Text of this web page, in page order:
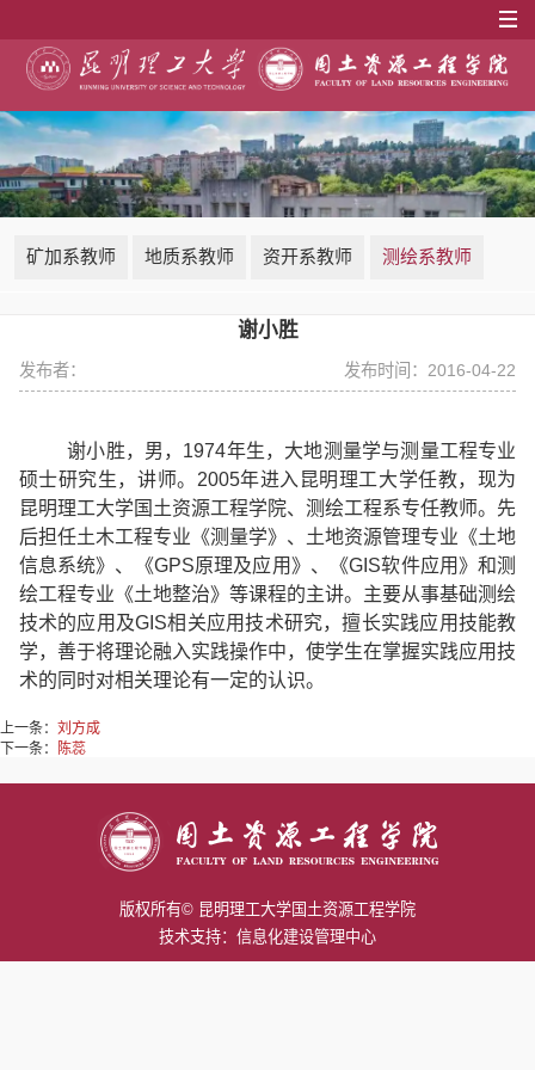
矿加系教师 地质系教师 资开系教师 测绘系教师
谢小胜
发布者： 发布时间：2016-04-22
谢小胜，男， 1974年生，大地测量学与测量工程专业
硕士研究生，讲师。 2005年进入昆明理工大学任教，现为
昆明理工大学国土资源工程学院、测绘工程系专任教师。先
后担任土木工程专业《测量学》、土地资源管理专业《土地
信息系统》、《GPS原理及应用》、《GIS软件应用》和测
绘工程专业《土地整治》等课程的主讲。主要从事基础测绘
技术的应用及GIS相关应用技术研究，擅长实践应用技能教
学，善于将理论融入实践操作中，使学生在掌握实践应用技
术的同时对相关理论有一定的认识。
上一条： 刘方成
下一条：
陈蕊
版权所有© 昆明理工大学国土资源工程学院
技术支持：信息化建设管理中心